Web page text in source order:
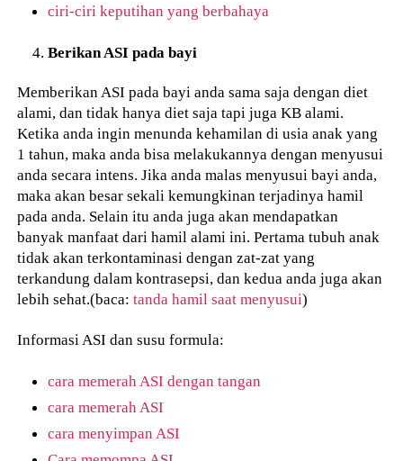
ciri-ciri keputihan yang berbahaya
Berikan ASI pada bayi
Memberikan ASI pada bayi anda sama saja dengan diet
alami, dan tidak hanya diet saja tapi juga KB alami.
Ketika anda ingin menunda kehamilan di usia anak yang
1 tahun, maka anda bisa melakukannya dengan menyusui
anda secara intens. Jika anda malas menyusui bayi anda,
maka akan besar sekali kemungkinan terjadinya hamil
pada anda. Selain itu anda juga akan mendapatkan
banyak manfaat dari hamil alami ini. Pertama tubuh anak
tidak akan terkontaminasi dengan zat-zat yang
terkandung dalam kontrasepsi, dan kedua anda juga akan
lebih sehat.(baca:tanda hamil saat menyusui)
Informasi ASI dan susu formula:
cara memerah ASI dengan tangan
cara memerah ASI
cara menyimpan ASI